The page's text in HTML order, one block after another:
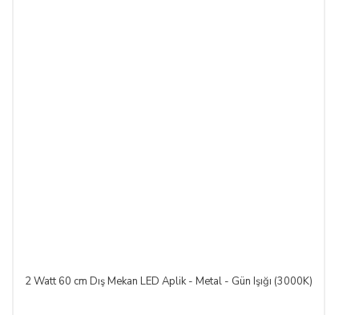
2 Watt 60 cm Dış Mekan LED Aplik - Metal - Gün Işığı (3000K)